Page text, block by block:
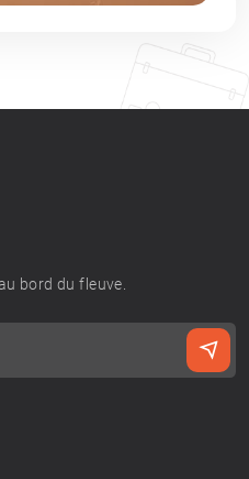
bord du fleuve.